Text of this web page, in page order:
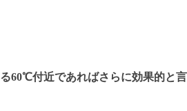
60℃付近であればさらに効果的と言